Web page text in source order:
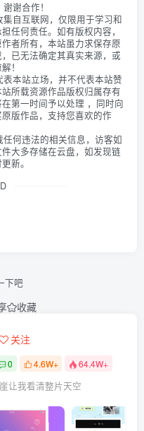
谢合作！
自互联网，仅限用于学习和
任何责任。如有版权内容，
者所有，本站虽力求保存原
已无法确定其真实来源，或
！
本站立场，并不代表本站赞
所载资源作品版权归属存有
第一时间予以处理 ，同时向
版作品，支持您喜欢的作
何违法的相关信息，访客如
大多存储在云盘，如发现链
新。
下吧
收藏
关注
0 4.6W+ 64.4W+
让我看清整片天空